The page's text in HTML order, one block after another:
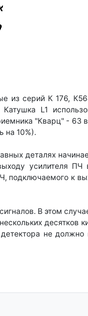
из серий К 176,
L1
"Кварц" - 63
на 10%).
деталях
усилителя
подключаемого к
В этом
десятков
не